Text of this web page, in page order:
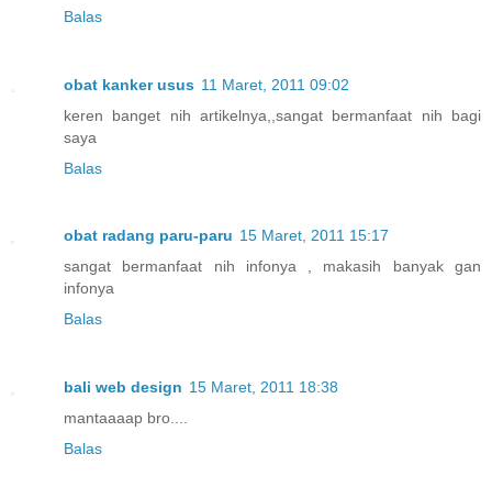
Balas
obat kanker usus 11 Maret, 2011 09:02
keren banget nih artikelnya,,sangat bermanfaat nih bagi
saya
Balas
obat radang paru-paru 15 Maret, 2011 15:17
sangat bermanfaat nih infonya , makasih banyak gan
infonya
Balas
bali web design 15 Maret, 2011 18:38
mantaaaap bro....
Balas